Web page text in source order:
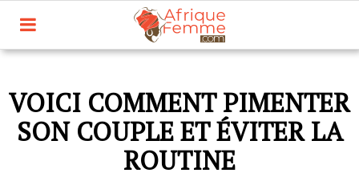
VOICI COMMENT PIMENTER
SON COUPLE ET ÉVITER LA
ROUTINE